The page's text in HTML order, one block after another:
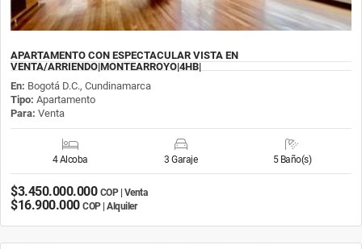
APARTAMENTO CON ESPECTACULAR VISTA EN
VENTA/ARRIENDO|MONTEARROYO|4HB|
En: Bogotá D.C., Cundinamarca
Tipo: Apartamento
Para: Venta
4 Alcoba 3 Garaje 5 Baño(s)
$3.450.000.000 COP | Venta
$16.900.000 COP | Alquiler